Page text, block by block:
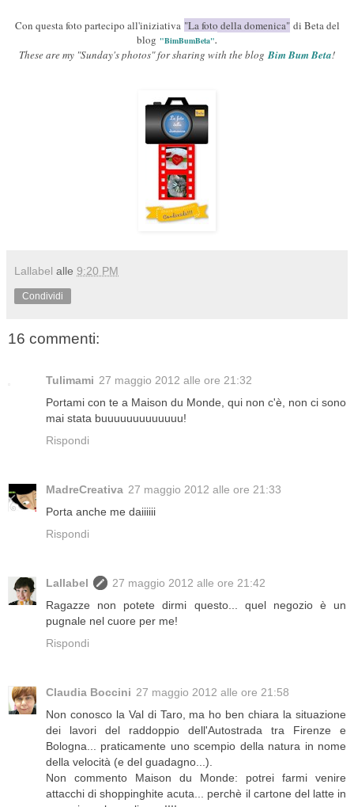
Con questa foto partecipo all'iniziativa "La foto della domenica"di Beta del
blog "BimBumBeta".
These are my "Sunday's photos" for sharing with the blogBim Bum Beta!
Lallabel alle 9:20 PM
Condividi
16 commenti:
Tulimami 27 maggio 2012 alle ore 21:32
Portami con te a Maison du Monde, qui non c'è, non ci sono
mai stata buuuuuuuuuuuuu!
Rispondi
MadreCreativa 27 maggio 2012 alle ore 21:33
Porta anche me daiiiiii
Rispondi
Lallabel
27 maggio 2012 alle ore 21:42
Ragazze non potete dirmi questo... quel negozio è un
pugnale nel cuore per me!
Rispondi
Claudia Boccini 27 maggio 2012 alle ore 21:58
Non conosco la Val di Taro, ma ho ben chiara la situazione
dei lavori del raddoppio dell'Autostrada tra Firenze e
Bologna... praticamente uno scempio della natura in nome
della velocità (e del guadagno...).
Non commento Maison du Monde: potrei farmi venire
attacchi di shoppinghite acuta... perchè il cartone del latte in